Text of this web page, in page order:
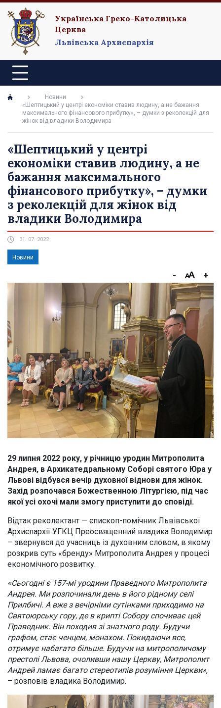
Українська Греко-Католицька
Церква
Львівська Архиєпархія
Новини
«Шептицький у центрі економіки ставив людину, а не бажання
максимального фінансового прибутку», – думки з реколекцій для
жінок від владики Володимира
«Шептицький у центрі
економіки ставив людину, а не
бажання максимального
фінансового прибутку», – думки
з реколекцій для жінок від
владики Володимира
31. 07. 2022
Новини
- +
29 липня 2022 року, у річницю уродин Митрополита
Андрея, в Архикатедральному Соборі святого Юра у
Львові відбувся вечір духовної віднови для жінок.
Захід розпочався Божественною Літургією, під час
якої усі охочі мали змогу приступити до сповіді.
Відтак реколектант — єпископ-помічник Львівської
Архиєпархії УГКЦ Преосвященний владика Володимир
– звернувся до учасниць із духовним словом, в якому
розкрив суть «бренду» Митрополита Андрея у процесі
економічного розвитку.
«Сьогодні є 157-мі уродини Праведного Митрополита
Андрея. Ми розпочинали день в його рідному селі
Прилбичі. А вже з вечірніми сутінками приходимо на
Святоюрську гору, де в крипті Собору спочиває цей
Праведник. Він походив зі знатного роду. Будучи
графом, стає ченцем, монахом. Покидаючи все,
отримує набагато більше. Будучи на митрополичому
престолі Львова, очоливши нашу Церкву, Митрополит
Андрей ламає багато стереотипів розуміння Церкви»,
– розповів владика Володимир.